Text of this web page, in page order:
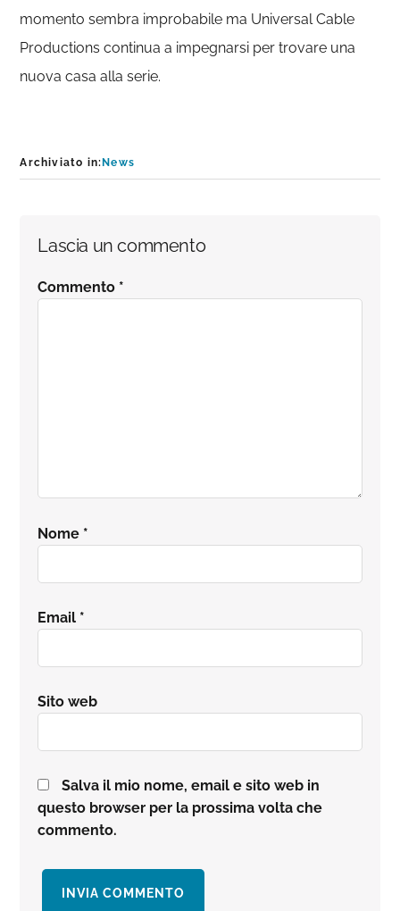
momento sembra improbabile ma Universal Cable
Productions continua a impegnarsi per trovare una
nuova casa alla serie.
Archiviato in: News
Interazioni
del
Lascia un commento
Commento *
Nome *
Email *
Sito web
Salva il mio nome, email e sito web in
questo browser per la prossima volta che
commento.